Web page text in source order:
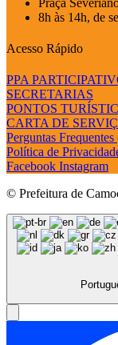
8h às 14h, de
Acesso Rápido
PPA
SECRETARIAS
PONTOS
CARTA DE
Perguntas
Política de
Facebook Instagram
© Prefeitura de